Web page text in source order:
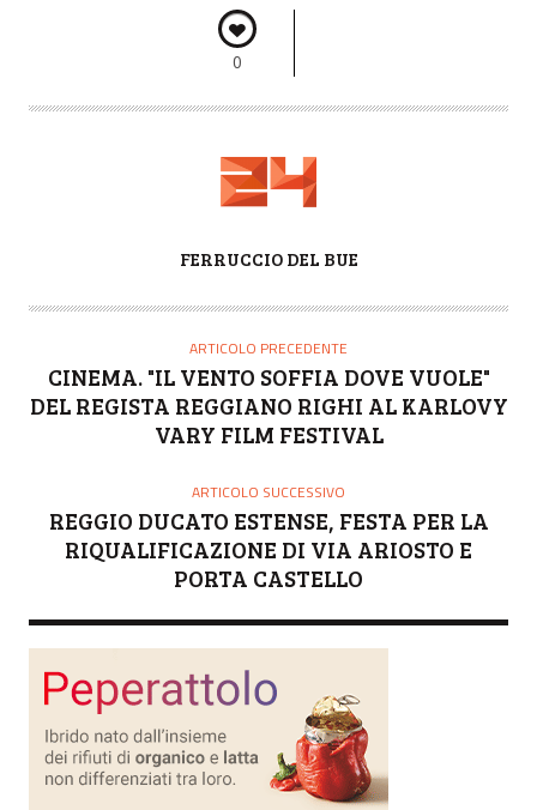
0
T
E
FERRUCCIO DEL BUE
ARTICOLO PRECEDENTE
CINEMA. "IL VENTO SOFFIA DOVE VUOLE"
DEL REGISTA REGGIANO RIGHI AL KARLOVY
VARY FILM FESTIVAL
ARTICOLO SUCCESSIVO
REGGIO DUCATO ESTENSE, FESTA PER LA
RIQUALIFICAZIONE DI VIA ARIOSTO E
PORTA CASTELLO